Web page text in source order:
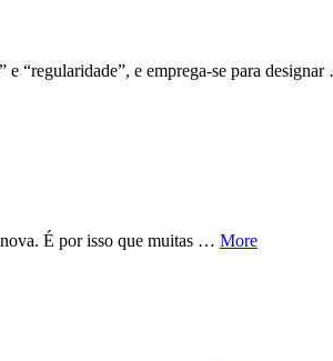
“regularidade”, e emprega-se para
nova. É por isso que muitas … More